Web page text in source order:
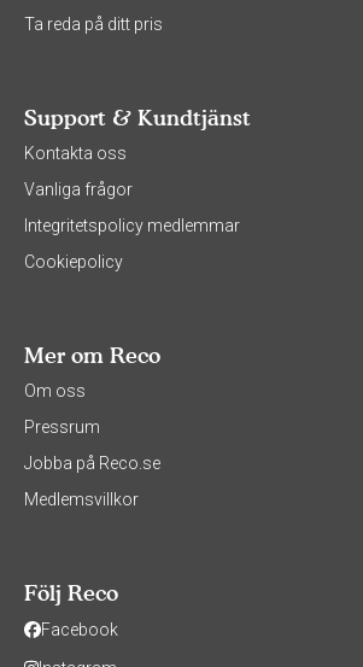
Ta reda på ditt pris
Support & Kundtjänst
Kontakta oss
Vanliga frågor
Integritetspolicy medlemmar
Cookiepolicy
Mer om Reco
Om oss
Pressrum
Jobba på Reco.se
Medlemsvillkor
Följ Reco
Facebook